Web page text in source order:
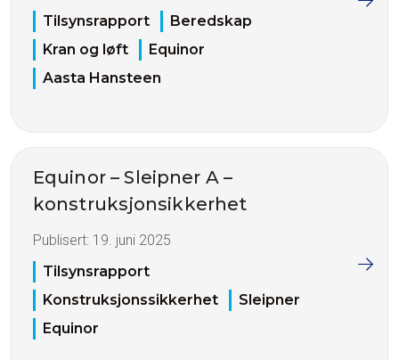
Tilsynsrapport
Beredskap
Kran og løft
Equinor
Aasta Hansteen
Equinor – Sleipner A –
konstruksjonsikkerhet
Publisert: 19. juni 2025
Tilsynsrapport
Konstruksjonssikkerhet
Sleipner
Equinor